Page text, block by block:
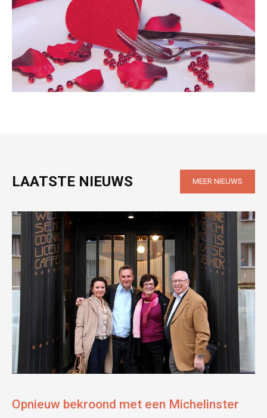
LAATSTE NIEUWS MEER NIEUWS
Opnieuw bekroond met een Michelinster